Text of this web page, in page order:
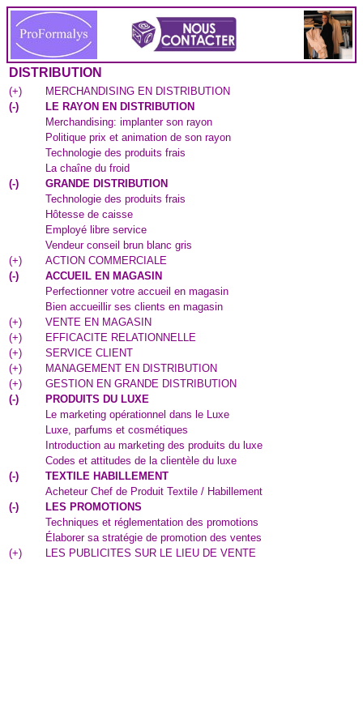
DISTRIBUTION
(+)
MERCHANDISING EN DISTRIBUTION
(-)
LE RAYON EN DISTRIBUTION
Merchandising: implanter son rayon
Politique prix et animation de son rayon
Technologie des produits frais
La chaîne du froid
(-)
GRANDE DISTRIBUTION
Technologie des produits frais
Hôtesse de caisse
Employé libre service
Vendeur conseil brun blanc gris
(+)
ACTION COMMERCIALE
(-)
ACCUEIL EN MAGASIN
Perfectionner votre accueil en magasin
Bien accueillir ses clients en magasin
(+)
VENTE EN MAGASIN
(+)
EFFICACITE RELATIONNELLE
(+)
SERVICE CLIENT
(+)
MANAGEMENT EN DISTRIBUTION
(+)
GESTION EN GRANDE DISTRIBUTION
(-)
PRODUITS DU LUXE
Le marketing opérationnel dans le Luxe
Luxe, parfums et cosmétiques
Introduction au marketing des produits du luxe
Codes et attitudes de la clientèle du luxe
(-)
TEXTILE HABILLEMENT
Acheteur Chef de Produit Textile / Habillement
(-)
LES PROMOTIONS
Techniques et réglementation des promotions
Élaborer sa stratégie de promotion des ventes
(+) LES PUBLICITES SUR LE LIEU DE VENTE